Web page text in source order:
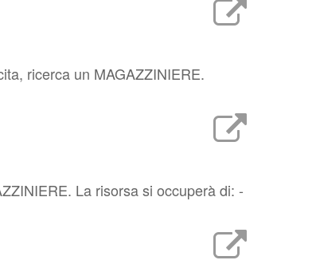
ricerca un MAGAZZINIERE.
La risorsa si occuperà di: -